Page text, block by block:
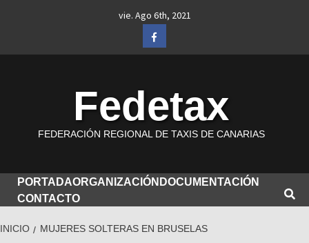
vie. Ago 6th, 2021
Facebook
Fedetax
FEDERACIÓN REGIONAL DE TAXIS DE CANARIAS
PORTADAORGANIZACIÓN DOCUMENTACIÓN
CONTACTO
INICIO MUJERES SOLTERAS EN BRUSELAS